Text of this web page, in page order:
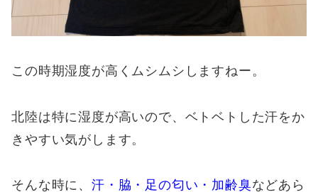
この時期湿度が高くムシムシしますねー。
北陸は特に湿度が高いので、ベトベトした汗をか
きやすい気がします。
そんな時に、 汗・脇・足の匂い・加齢臭などあら